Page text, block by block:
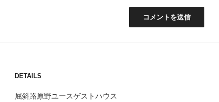
DETAILS
屈斜路原野ユースゲストハウス